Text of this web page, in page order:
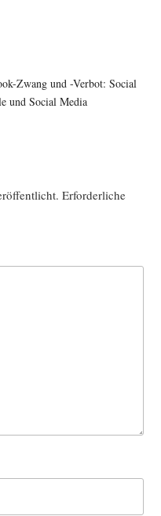
Zwang und -Verbot: Social
und Social Media
Erforderliche